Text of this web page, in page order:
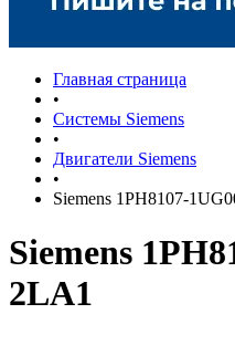
Главная страница
•
Системы Siemens
•
Двигатели Siemens
•
Siemens 1PH8107-
Siemens
2LA1